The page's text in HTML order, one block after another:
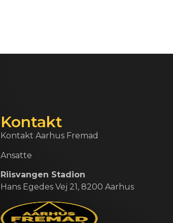
Kontakt
Kontakt Aarhus Fremad
Ansatte
Riisvangen Stadion
Hans Egedes Vej 21, 8200 Aarhus